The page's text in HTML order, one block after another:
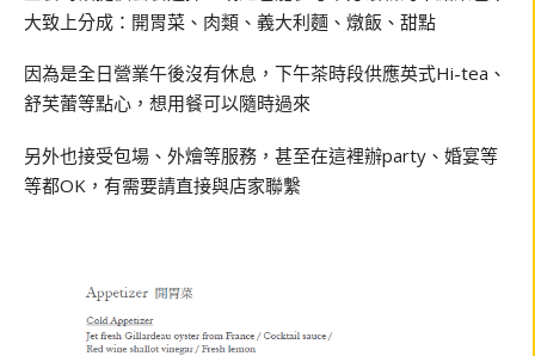
大致上分成：開胃菜、肉類、義大利麵、燉飯、甜點
因為是全日營業午後沒有休息，下午茶時段供應英式Hi-tea、
舒芙蕾等點心，想用餐可以隨時過來
另外也接受包場、外燴等服務，甚至在這裡辦party、婚宴等
等都OK，有需要請直接與店家聯繫